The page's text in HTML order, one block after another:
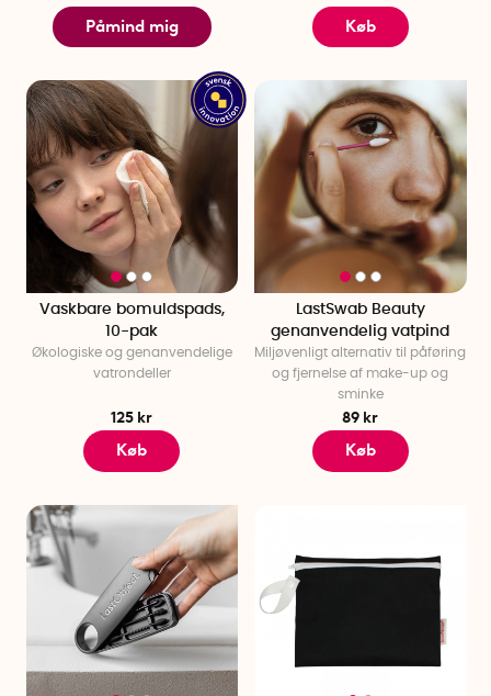
Påmind mig Køb
Vaskbare bomuldspads,
10-pak
Økologiske og genanvendelige
vatrondeller
125 kr
Køb
LastSwab Beauty
genanvendelig vatpind
Miljøvenligt alternativ til påføring
og fjernelse af make-up og
sminke
89 kr
Køb